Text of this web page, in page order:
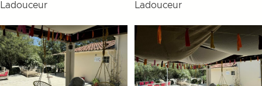
Ladouceur
Ladouceur